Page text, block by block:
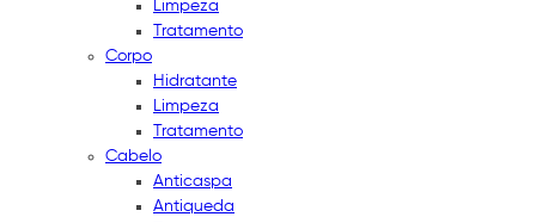
Limpeza
Tratamento
Corpo
Hidratante
Limpeza
Tratamento
Cabelo
Anticaspa
Antiqueda